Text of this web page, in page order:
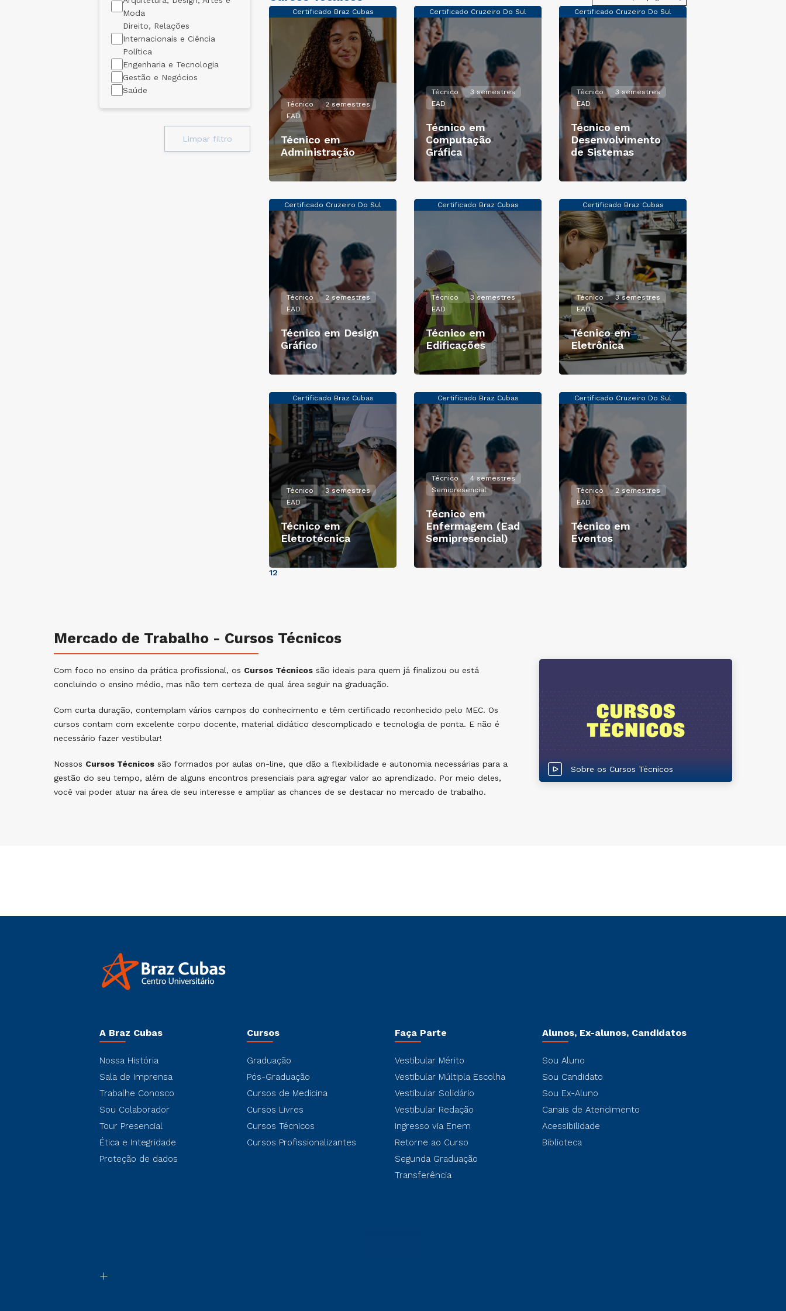
Moda
Direito, Relações
Internacionais e Ciência
Política
Engenharia e Tecnologia
Gestão e Negócios
Saúde
Limpar filtro
Certificado Braz Cubas
Técnico
2 semestres
EAD
Técnico em
Administração
Certificado Cruzeiro Do Sul
Técnico
3 semestres
EAD
Técnico em
Computação
Gráfica
Certificado Cruzeiro Do Sul
Técnico
3 semestres
EAD
Técnico em
Desenvolvimento
de Sistemas
Certificado Cruzeiro Do Sul
Técnico
2 semestres
EAD
Técnico em Design
Gráfico
Certificado Braz Cubas
Técnico
3 semestres
EAD
Técnico em
Edificações
Certificado Braz Cubas
Técnico
3 semestres
EAD
Técnico em
Eletrônica
Certificado Braz Cubas
Técnico
3 semestres
EAD
Técnico em
Eletrotécnica
Certificado Braz Cubas
Técnico
4 semestres
Semipresencial
Técnico em
Enfermagem (Ead
Semipresencial)
Certificado Cruzeiro Do Sul
Técnico
2 semestres
EAD
Técnico em
Eventos
12
Mercado de Trabalho - Cursos Técnicos
Com foco no ensino da prática profissional, os Cursos Técnicos são ideais para quem já finalizou ou está
concluindo o ensino médio, mas não tem certeza de qual área seguir na graduação.
Com curta duração, contemplam vários campos do conhecimento e têm certificado reconhecido pelo MEC. Os
cursos contam com excelente corpo docente, material didático descomplicado e tecnologia de ponta. E não é
necessário fazer vestibular!
Nossos Cursos Técnicos são formados por aulas on-line, que dão a flexibilidade e autonomia necessárias para a
gestão do seu tempo, além de alguns encontros presenciais para agregar valor ao aprendizado. Por meio deles,
você vai poder atuar na área de seu interesse e ampliar as chances de se destacar no mercado de trabalho.
Sobre os Cursos Técnicos
A Braz Cubas
Nossa História
Sala de Imprensa
Trabalhe Conosco
Sou Colaborador
Tour Presencial
Ética e Integridade
Proteção de dados
Cursos
Graduação
Pós-Graduação
Cursos de Medicina
Cursos Livres
Cursos Técnicos
Cursos Profissionalizantes
Faça Parte
Vestibular Mérito
Vestibular Múltipla Escolha
Vestibular Solidário
Vestibular Redação
Ingresso via Enem
Retorne ao Curso
Segunda Graduação
Transferência
Alunos, Ex-alunos, Candidatos
Sou Aluno
Sou Candidato
Sou Ex-Aluno
Canais de Atendimento
Acessibilidade
Biblioteca